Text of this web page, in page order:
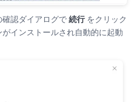
認ダイアログで 続行をクリック
インストールされ自動的に起動